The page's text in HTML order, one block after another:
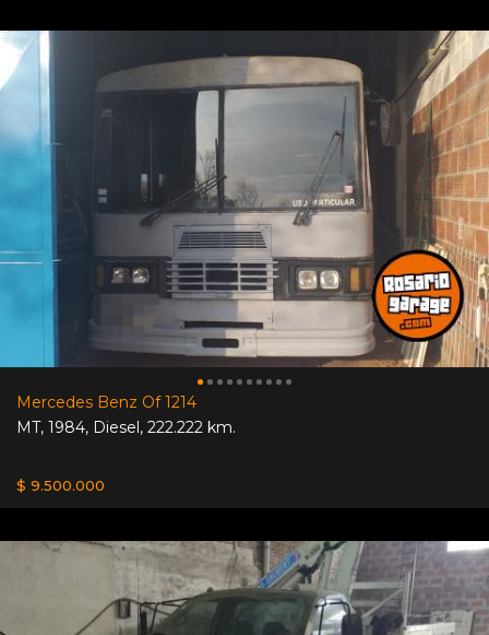
Mercedes Benz Of 1214
MT, 1984, Diesel, 222.222 km.
$ 9.500.000